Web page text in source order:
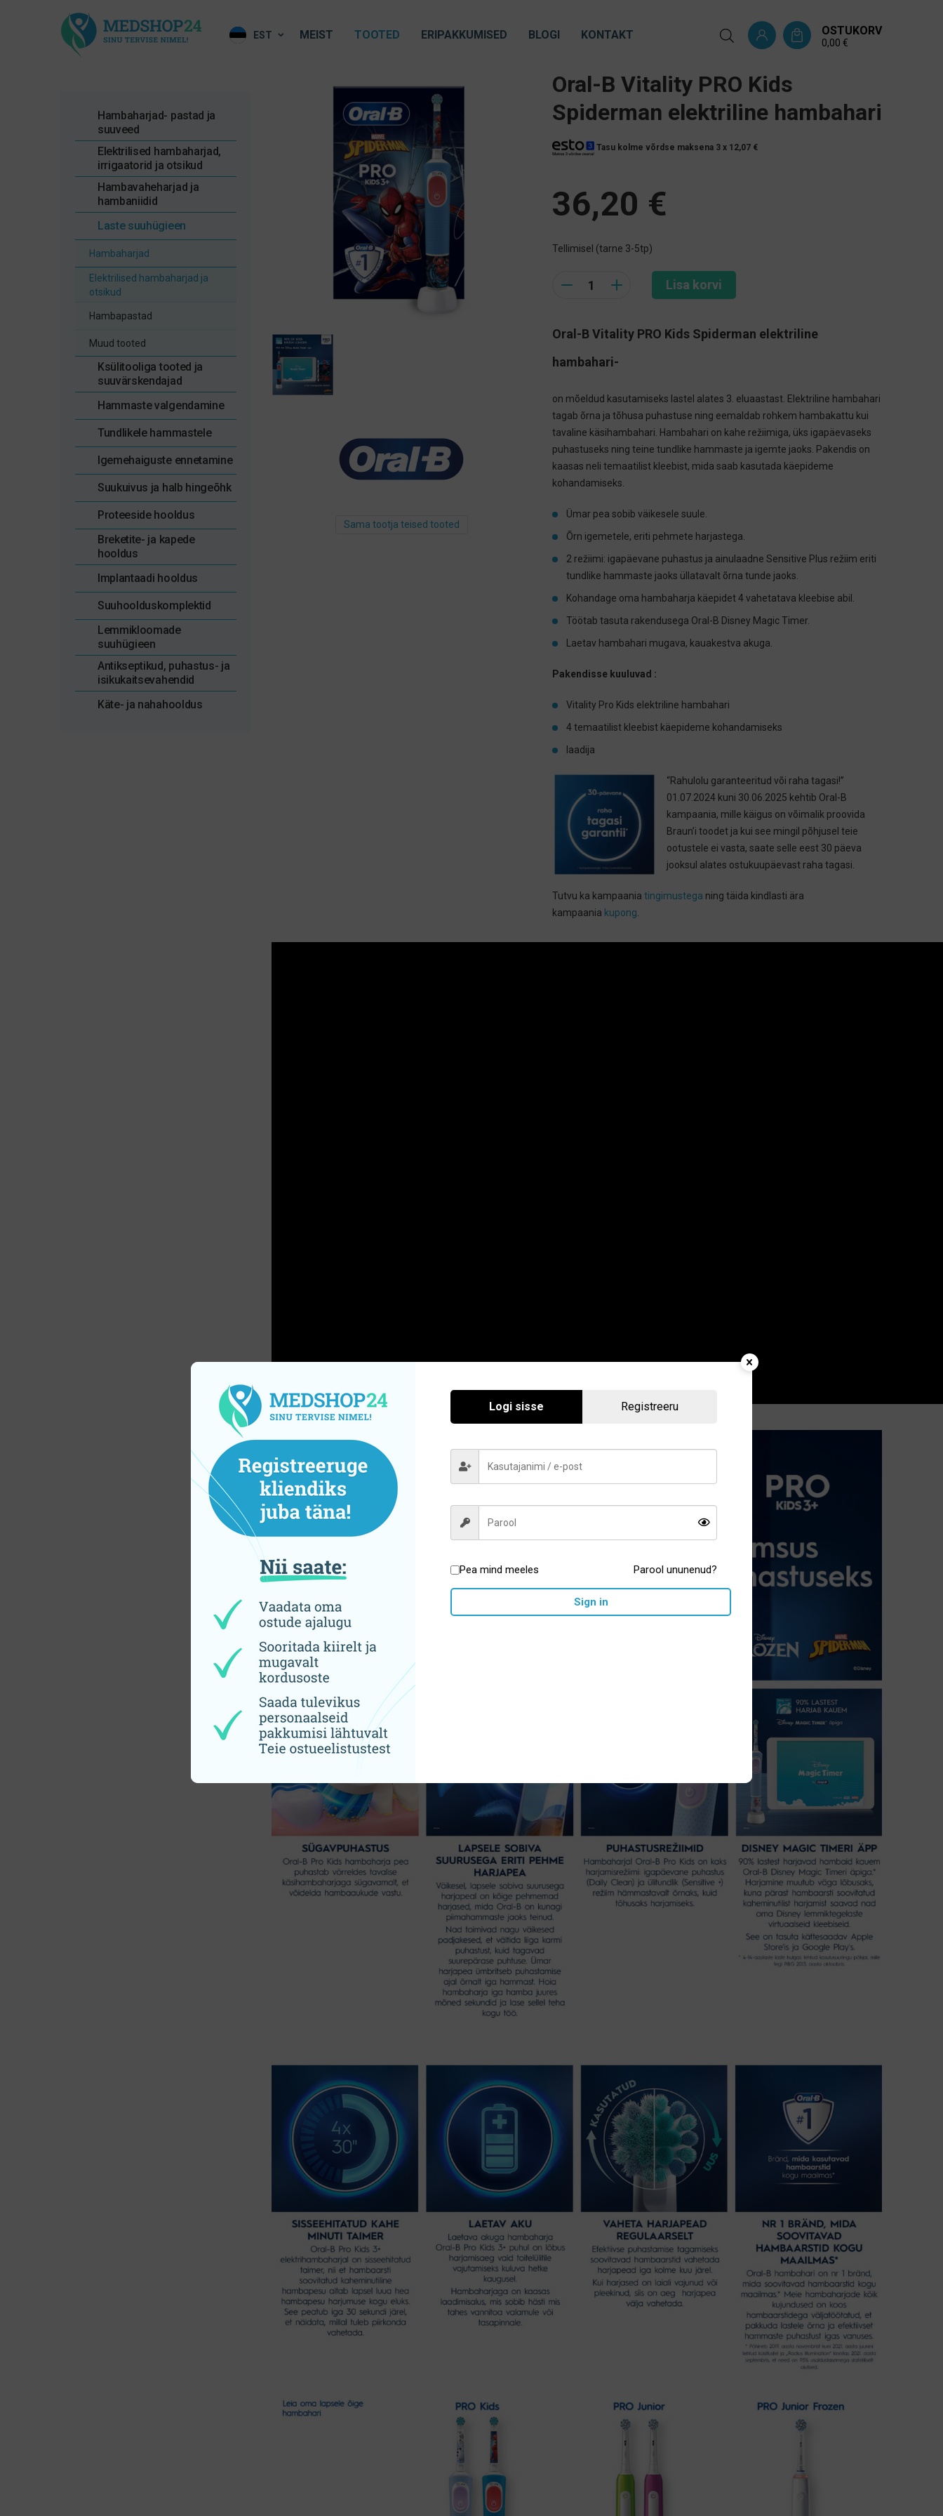
MEIST TOOTED ERIPAKKUMISED BLOGI KONTAKT
EST OSTUKORV
0,00 €
Hambaharjad- pastad ja
suuveed
Elektrilised hambaharjad,
irrigaatorid ja otsikud
Hambavaheharjad ja
hambaniidid
Laste suuhügieen
Hambaharjad
Elektrilised hambaharjad ja
otsikud
Hambapastad
Muud tooted
Ksülitooliga tooted ja
suuvärskendajad
Hammaste valgendamine
Tundlikele hammastele
Igemehaiguste ennetamine
Suukuivus ja halb hingeõhk
Proteeside hooldus
Breketite- ja kapede
hooldus
Implantaadi hooldus
Suuhoolduskomplektid
Lemmikloomade
suuhügieen
Antikseptikud, puhastus- ja
isikukaitsevahendid
Käte- ja nahahooldus
Sama tootja teised tooted
Oral-B Vitality PRO Kids
Spiderman elektriline hambahari
Tasu kolme võrdse maksena 3 x 12,07 €
36,20 €
Tellimisel (tarne 3-5tp)
Lisa korvi
Oral-B Vitality PRO Kids Spiderman elektriline
hambahari-
on mõeldud kasutamiseks lastel alates 3. eluaastast. Elektriline hambahari
tagab õrna ja tõhusa puhastuse ning eemaldab rohkem hambakattu kui
tavaline käsihambahari. Hambahari on kahe režiimiga, üks igapäevaseks
puhastuseks ning teine tundlike hammaste ja igemte jaoks. Pakendis on
kaasas neli temaatilist kleebist, mida saab kasutada käepideme
kohandamiseks.
Ümar pea sobib väikesele suule.
Õrn igemetele, eriti pehmete harjastega.
2 režiimi: igapäevane puhastus ja ainulaadne Sensitive Plus režiim eriti
tundlike hammaste jaoks üllatavalt õrna tunde jaoks.
Kohandage oma hambaharja käepidet 4 vahetatava kleebise abil.
Töötab tasuta rakendusega Oral-B Disney Magic Timer.
Laetav hambahari mugava, kauakestva akuga.
Pakendisse kuuluvad :
Vitality Pro Kids elektriline hambahari
4 temaatilist kleebist käepideme kohandamiseks
laadija
“Rahulolu garanteeritud või raha tagasi!”
01.07.2024 kuni 30.06.2025 kehtib Oral-B
kampaania, mille käigus on võimalik proovida
Braun’i toodet ja kui see mingil põhjusel teie
ootustele ei vasta, saate selle eest 30 päeva
jooksul alates ostukuupäevast raha tagasi.
Tutvu ka kampaania tingimustega ning täida kindlasti ära
kampaania kupong
Logi sisse Registreeru
Pea mind meeles Parool ununenud?
Sign in